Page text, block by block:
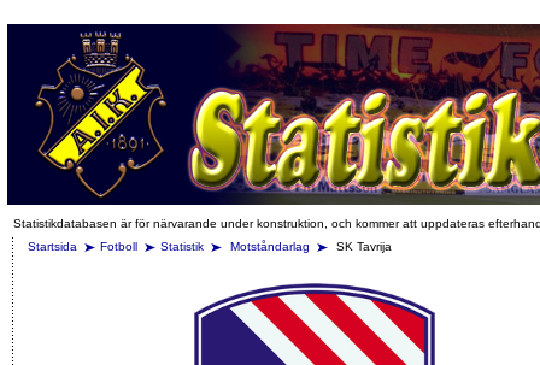
Statistikdatabasen är för närvarande under konstruktion, och kommer att uppdateras
Startsida
Fotboll Statistik Motståndarlag SK Tavrija